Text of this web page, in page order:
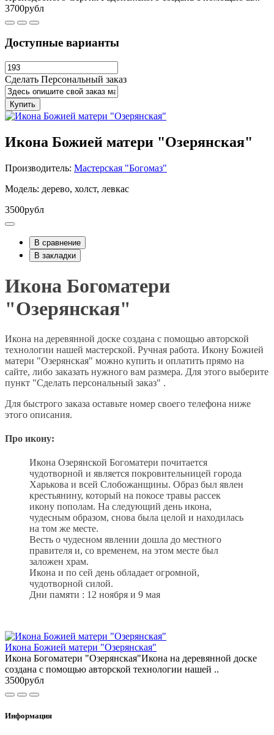
3700рубл
Доступные варианты
Сделать Персональный заказ
Купить
Икона Божией матери "Озерянская"
Производитель: Мастерская "Богомаз"
Модель: дерево, холст, левкас
3500рубл
В сравнение
В закладки
Икона Богоматери
"Озерянская"
Икона на деревянной доске создана с помощью авторской
технологии нашей мастерской. Ручная работа. Икону Божией
матери "Озерянская" можно купить и оплатить прямо на
сайте, либо заказать нужного вам размера. Для этого выберите
пункт "Сделать персональный заказ" .
Для быстрого заказа оставьте номер своего телефона ниже
этого описания.
Про икону:
Икона Озерянской Богоматери почитается
чудотворной и является покровительницей города
Харькова и всей Слобожанщины. Образ был явлен
крестьянину, который на покосе травы рассек
икону пополам. На следующий день икона,
чудесным образом, снова была целой и находилась
на том же месте.
Весть о чудесном явлении дошла до местного
правителя и, со временем, на этом месте был
заложен храм.
Икона и по сей день обладает огромной,
чудотворной силой.
Дни памяти : 12 ноября и 9 мая
Икона Божией матери "Озерянская"
Икона Богоматери "Озерянская"Икона на деревянной доске
создана с помощью авторской технологии нашей ..
3500рубл
Информация